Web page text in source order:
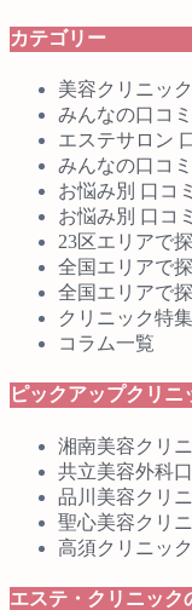
カテゴリー
美容クリニッ
みんなの口コ
エステサロン
みんなの口コ
お悩み別 口コ
お悩み別 口コ
23区エリアで
全国エリアで
全国エリアで
クリニック特集
コラム一覧
ピックアップクリニ
湘南美容クリ
共立美容外科
品川美容クリ
聖心美容クリ
高須クリニッ
エステ・クリニック